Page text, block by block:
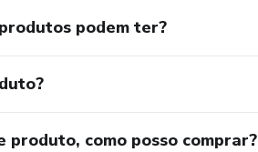
podem ter?
produto, como posso comprar?